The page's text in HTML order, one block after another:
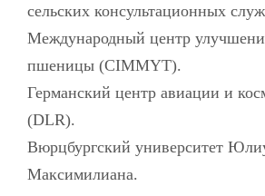
сельских консультационных
Международный центр
пшеницы (CIMMYT).
Германский центр авиации и
(DLR).
Вюрцбургский университет
Максимилиана.